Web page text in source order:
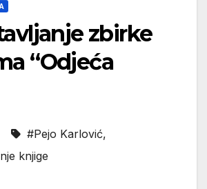
zbirke
“Odjeća
#Pejo Karlović,
knjige